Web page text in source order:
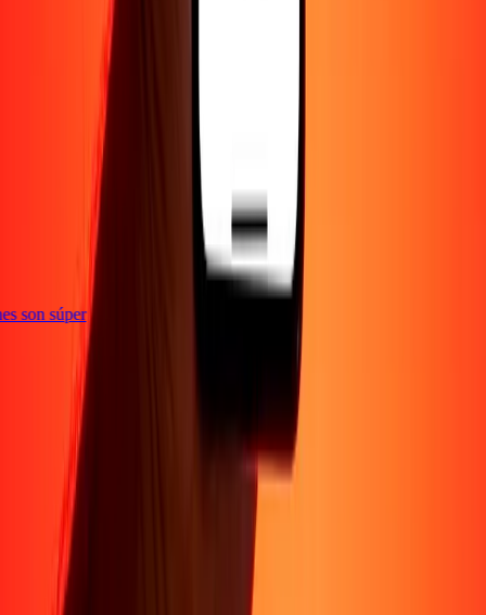
son súper
Acerca de
Conviértete en agenteConviértete en socio
Conviértete en socio estratégico
Carreras Promociones
Transferencia internacional de dinero
Soporte